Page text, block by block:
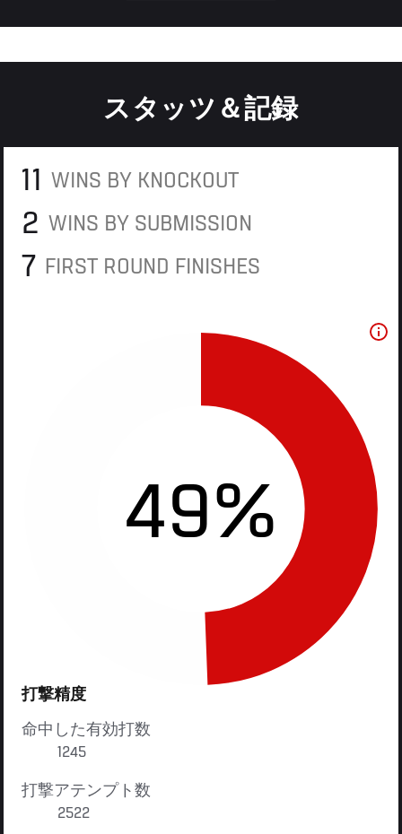
スタッツ＆記録
11 WINS BY KNOCKOUT
2 WINS BY SUBMISSION
7 FIRST ROUND FINISHES
49%
打撃精度
命中した有効打数
1245
打撃アテンプト数
2522